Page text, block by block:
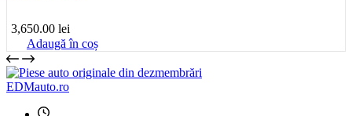
3,650.00 lei
Adaugă în coș
EDMauto.ro